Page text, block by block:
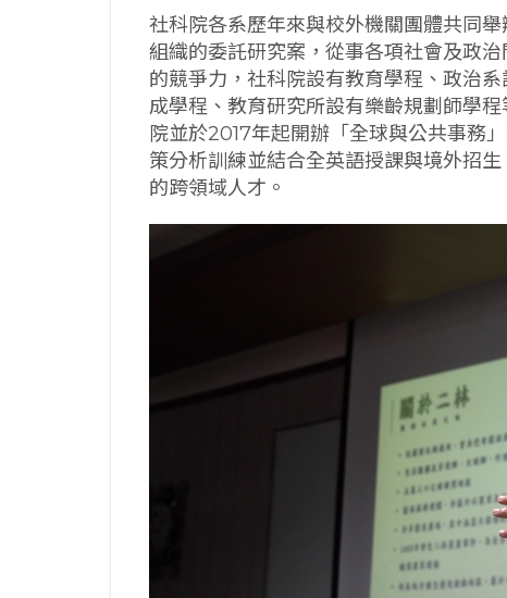
社科院各系歷年來與校外機關團體共同
組織的委託研究案，從事各項社會及政
的競爭力，社科院設有教育學程、政治
成學程、教育研究所設有樂齡規劃師學
院並於2017年起開辦「全球與公共事務
策分析訓練並結合全英語授課與境外招
的跨領域人才。